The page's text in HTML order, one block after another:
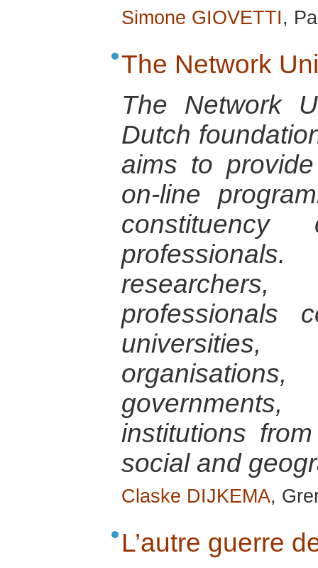
Simone GIOVETTI,
The Network
The Network
Dutch
aims to
on-line
professionals
institutions
social and
Claske DIJKEMA,
L’autre guerre